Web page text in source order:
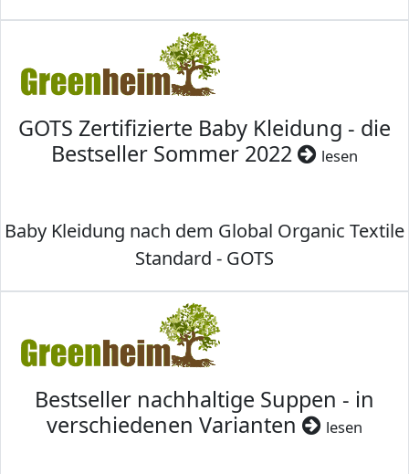
GOTS Zertifizierte Baby Kleidung - die
Bestseller Sommer 2022
lesen
Baby Kleidung nach dem Global Organic Textile
Standard - GOTS
Bestseller nachhaltige Suppen - in
verschiedenen Varianten
lesen